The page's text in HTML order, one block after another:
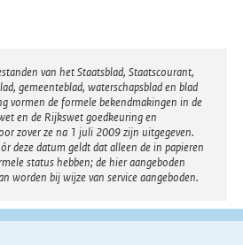
van het Staatsblad, Staatscourant,
gemeenteblad, waterschapsblad en blad
vormen de formele bekendmakingen in de
en de Rijkswet goedkeuring en
zover ze na 1 juli 2009 zijn uitgegeven.
deze datum geldt dat alleen de in papieren
status hebben; de hier aangeboden
worden bij wijze van service aangeboden.